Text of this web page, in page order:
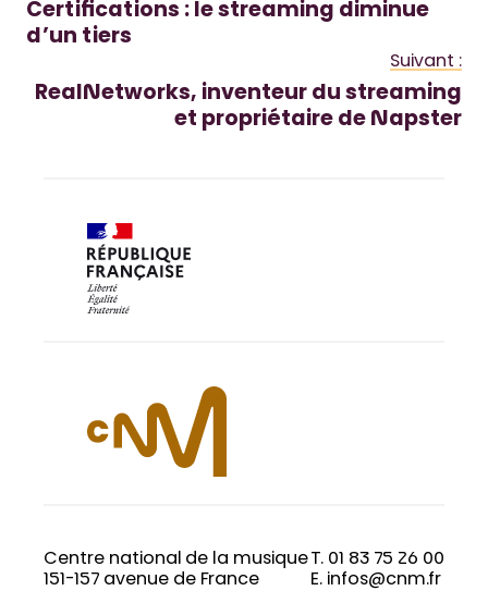
Certifications : le streaming diminue
d’un tiers
Suivant :
RealNetworks, inventeur du streaming
et propriétaire de Napster
Centre national de la musique
151-157 avenue de France
T. 01 83 75 26 00
E. infos@cnm.fr